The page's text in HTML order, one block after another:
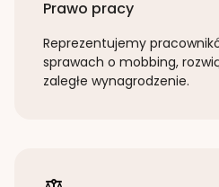
Prawo pracy
Reprezentujemy
sprawach o mobbing,
zaległe wynagrodzenie.